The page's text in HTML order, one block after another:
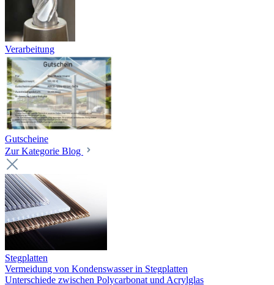
Verarbeitung
Gutscheine
Zur Kategorie Blog
Stegplatten
Vermeidung von Kondenswasser in Stegplatten
Unterschiede zwischen Polycarbonat und Acrylglas